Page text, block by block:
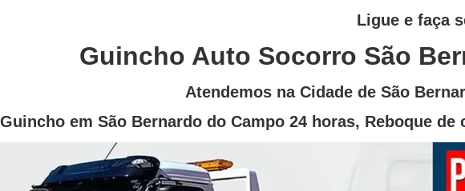
Ligue e faça
Guincho Auto Socorro São
Atendemos na Cidade de São
Guincho em São Bernardo do Campo 24 horas, Reboque